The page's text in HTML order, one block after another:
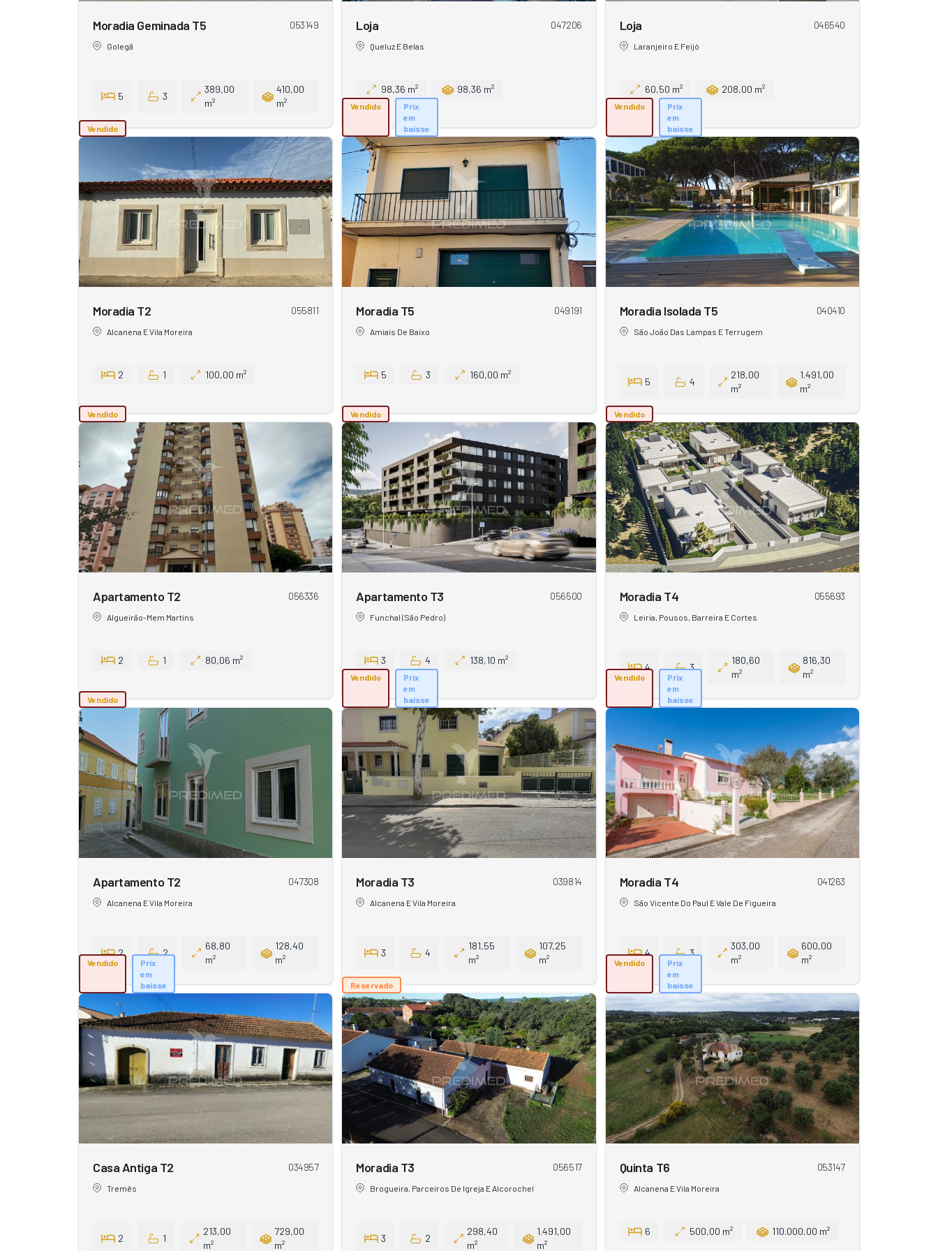
Moradia Geminada T5 053149
Golegã
5 3
389,00
m²
410,00
m²
Loja 047206
Queluz E Belas
98,36 m² 98,36 m²
Loja 046540
Laranjeiro E Feijó
60,50 m² 208,00 m²
Vendido
Moradia T2 055811
Alcanena E Vila Moreira
2 1 100,00 m²
Vendido
Prix
em
baisse
Moradia T5 049191
Amiais De Baixo
5 3 160,00 m²
Vendido
Prix
em
baisse
Moradia Isolada T5 040410
São João Das Lampas E Terrugem
5 4
218,00
m²
1.491,00
m²
Vendido
Apartamento T2 056336
Algueirão-Mem Martins
2 1 80,06 m²
Vendido
Apartamento T3 056500
Funchal (São Pedro)
3 4 138,10 m²
Vendido
Moradia T4 055693
Leiria, Pousos, Barreira E Cortes
4 3
180,60
m²
816,30
m²
Vendido
Apartamento T2 047308
Alcanena E Vila Moreira
2 2
68,80
m²
128,40
m²
Vendido
Prix
em
baisse
Moradia T3 039814
Alcanena E Vila Moreira
3 4
181,55
m²
107,25
m²
Vendido
Prix
em
baisse
Moradia T4 041263
São Vicente Do Paul E Vale De Figueira
4 3
303,00
m²
600,00
m²
Vendido
Prix
em
baisse
Casa Antiga T2 034957
Tremês
2 1
213,00
m²
729,00
m²
Reservado
Moradia T3 056517
Brogueira, Parceiros De Igreja E Alcorochel
3 2
298,40
m²
1.491,00
m²
Vendido
Prix
em
baisse
Quinta T6 053147
Alcanena E Vila Moreira
6 500,00 m² 110.000,00 m²